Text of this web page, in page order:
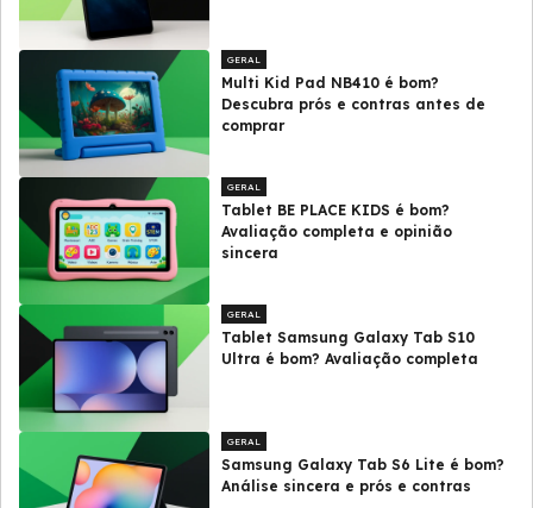
GERAL
Multi Kid Pad NB410 é bom?
Descubra prós e contras antes de
comprar
GERAL
Tablet BE PLACE KIDS é bom?
Avaliação completa e opinião
sincera
GERAL
Tablet Samsung Galaxy Tab S10
Ultra é bom? Avaliação completa
GERAL
Samsung Galaxy Tab S6 Lite é bom?
Análise sincera e prós e contras